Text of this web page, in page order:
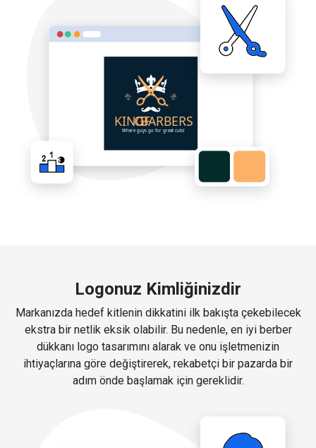
Logonuz Kimliğinizdir
Markanızda hedef kitlenin dikkatini ilk bakışta çekebilecek
ekstra bir netlik eksik olabilir. Bu nedenle, en iyi berber
dükkanı logo tasarımını alarak ve onu işletmenizin
ihtiyaçlarına göre değiştirerek, rekabetçi bir pazarda bir
adım önde başlamak için gereklidir.